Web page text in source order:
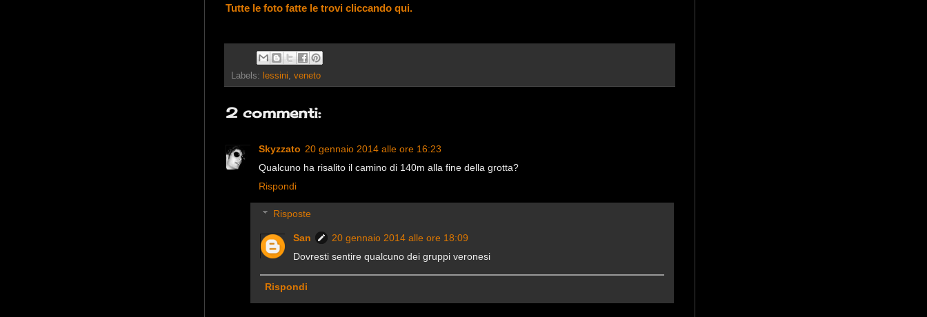
Tutte le foto fatte le trovi cliccando qui.
Labels: lessini, veneto
2 commenti:
Skyzzato 20 gennaio 2014 alle ore 16:23
Qualcuno ha risalito il camino di 140m alla fine della grotta?
Rispondi
Risposte
San
20 gennaio 2014 alle ore 18:09
Dovresti sentire qualcuno dei gruppi veronesi
Rispondi